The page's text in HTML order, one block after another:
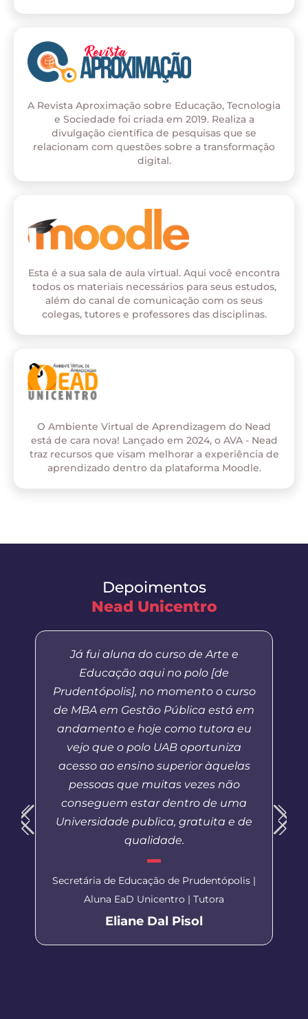
A Revista Aproximação sobre Educação, Tecnologia
e Sociedade foi criada em 2019. Realiza a
divulgação científica de pesquisas que se
relacionam com questões sobre a transformação
digital.
Esta é a sua sala de aula virtual. Aqui você encontra
todos os materiais necessários para seus estudos,
além do canal de comunicação com os seus
colegas, tutores e professores das disciplinas.
O Ambiente Virtual de Aprendizagem do Nead
está de cara nova! Lançado em 2024, o AVA - Nead
traz recursos que visam melhorar a experiência de
aprendizado dentro da plataforma Moodle.
Depoimentos
Nead Unicentro
Já fui aluna do curso de Arte e
Educação aqui no polo [de
Prudentópolis], no momento o curso
de MBA em Gestão Pública está em
andamento e hoje como tutora eu
vejo que o polo UAB oportuniza
acesso ao ensino superior àquelas
pessoas que muitas vezes não
conseguem estar dentro de uma
Universidade publica, gratuita e de
qualidade.
Secretária de Educação de Prudentópolis |
Aluna EaD Unicentro | Tutora
Eliane Dal Pisol